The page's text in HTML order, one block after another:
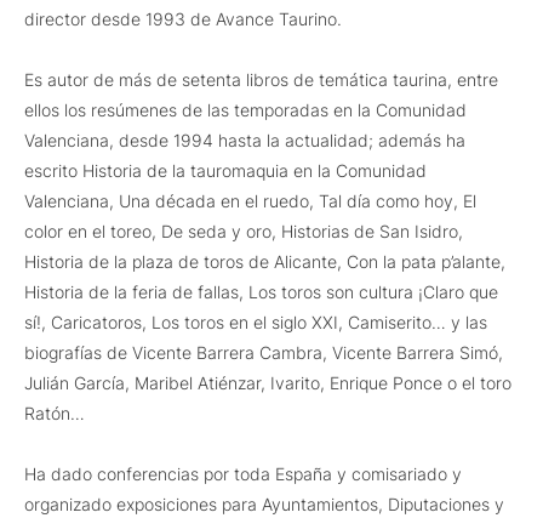
director desde 1993 de Avance Taurino.
Es autor de más de setenta libros de temática taurina, entre
ellos los resúmenes de las temporadas en la Comunidad
Valenciana, desde 1994 hasta la actualidad; además ha
escrito Historia de la tauromaquia en la Comunidad
Valenciana, Una década en el ruedo, Tal día como hoy, El
color en el toreo, De seda y oro, Historias de San Isidro,
Historia de la plaza de toros de Alicante, Con la pata p’alante,
Historia de la feria de fallas, Los toros son cultura ¡Claro que
sí!, Caricatoros, Los toros en el siglo XXI, Camiserito… y las
biografías de Vicente Barrera Cambra, Vicente Barrera Simó,
Julián García, Maribel Atiénzar, Ivarito, Enrique Ponce o el toro
Ratón…
Ha dado conferencias por toda España y comisariado y
organizado exposiciones para Ayuntamientos, Diputaciones y